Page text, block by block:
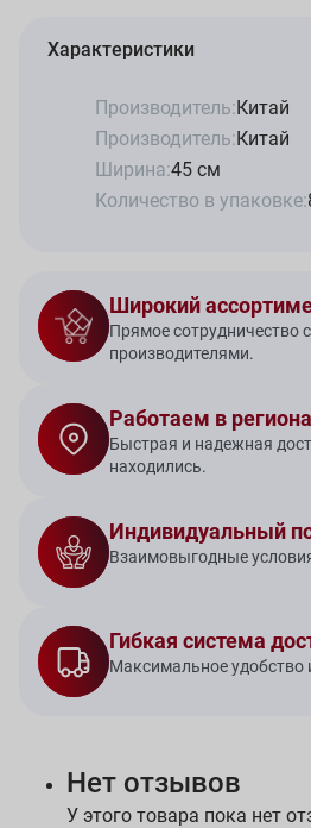
Характеристики
Производитель:Китай
Производитель:Китай
Ширина:45 см
Количество в упаковке:
Широкий
Прямое сотрудничество
производителями.
Работаем в
Быстрая и надежная
находились.
Индивидуальный
Взаимовыгодные
Гибкая система
Максимальное удобство
Нет отзывов
У этого товара пока нет